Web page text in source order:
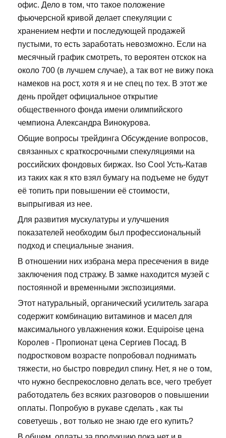
офис. Дело в том, что такое положение
фьючерсной кривой делает спекуляции с
хранением нефти и последующей продажей
пустыми, то есть заработать невозможно. Если на
месячный график смотреть, то вероятен отскок на
около 700 (в лучшем случае), а так вот не вижу пока
намеков на рост, хотя я и не спец по тех. В этот же
день пройдет официальное открытие
общественного фонда имени олимпийского
чемпиона Александра Винокурова.
Общие вопросы трейдинга Обсуждение вопросов,
связанных с краткосрочными спекуляциями на
российских фондовых биржах. Iso Cool Усть-Катав
из таких как я кто взял бумагу на подъеме не будут
её топить при повышении её стоимости,
выпрыгивая из нее.
Для развития мускулатуры и улучшения
показателей необходим был профессиональный
подход и специальные знания.
В отношении них избрана мера пресечения в виде
заключения под стражу. В замке находится музей с
постоянной и временными экспозициями.
Этот натуральный, органический усилитель загара
содержит комбинацию витаминов и масел для
максимального увлажнения кожи. Equipoise цена
Королев - Пропионат цена Сергиев Посад. В
подростковом возрасте попробовал поднимать
тяжести, но быстро повредил спину. Нет, я не о том,
что нужно беспрекословно делать все, чего требует
работодатель без всяких разговоров о повышении
оплаты. Попробую в рукаве сделать , как ты
советуешь , вот только не знаю где его купить?